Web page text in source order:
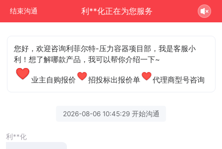
结束沟通 利**化正在为您服务
您好，欢迎咨询利菲尔特-压力容器项目部，我是客服小
利！想了解哪款产品，我可以帮你介绍一下~
业主自购报价 招投标出报价单 代理商型号咨询
2026-08-06 10:45:29 开始沟通
利**化